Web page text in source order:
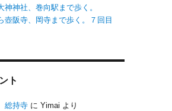
神神社、巻向駅まで歩く。
壺阪寺、岡寺まで歩く。７回目
ト
総持寺 にYimai より